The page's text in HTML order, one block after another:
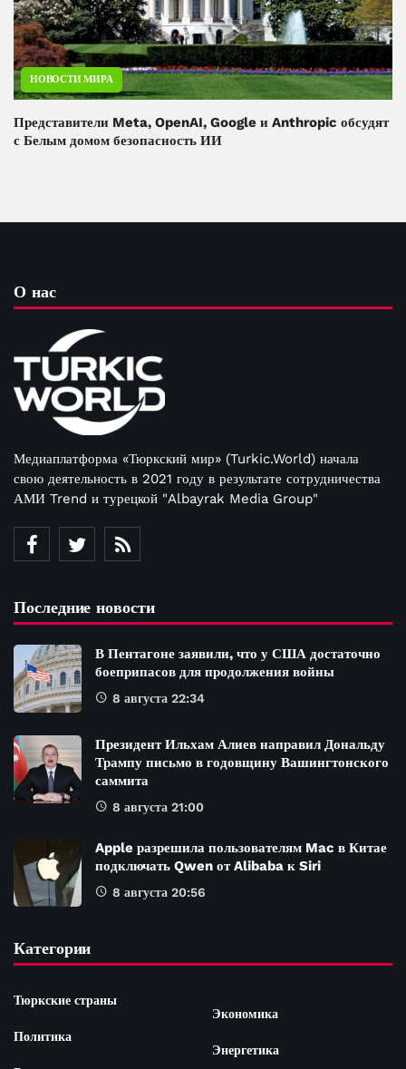
НОВОСТИ МИРА
Представители Meta, OpenAI, Google и Anthropic обсудят
с Белым домом безопасность ИИ
О нас
Медиаплатформа «Тюркский мир» (Turkic.World) начала
свою деятельность в 2021 году в результате сотрудничества
АМИ Trend и турецкой "Albayrak Media Group"
Последние новости
В Пентагоне заявили, что у США достаточно
боеприпасов для продолжения войны
8 августа 22:34
Президент Ильхам Алиев направил Дональду
Трампу письмо в годовщину Вашингтонского
саммита
8 августа 21:00
Apple разрешила пользователям Mac в Китае
подключать Qwen от Alibaba к Siri
8 августа 20:56
Категории
Тюркские страны
Политика
Экономика
Энергетика